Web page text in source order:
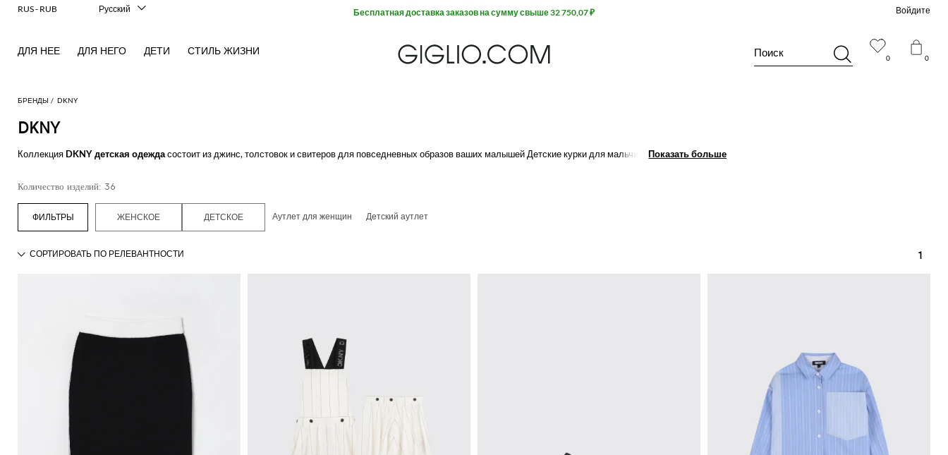
БРЕНДЫ DKNY
DKNY
Коллекция DKNY детская одеждасостоит из джинс, толстовок и свитеров для повседневных образов ваших малышей Детские курки для мальчиков и нарядные юбки
Открой для себя коллекции DKNY для детей на Giglio.com и пользуйся возможностью бесплатной доставки.
Показать больше
Показать больше
Количество изделий: 36
ЖЕНСКОЕ ДЕТСКОЕ Аутлет для женщин Детский аутлет
1
0 0
Поиск
Войдите
ДЛЯ НЕЕ ДЛЯ НЕГО ДЕТИ СТИЛЬ ЖИЗНИ
Бесплатная доставка заказов на сумму свыше 32 750,07 ₽
RUS - RUB
Русский
Français